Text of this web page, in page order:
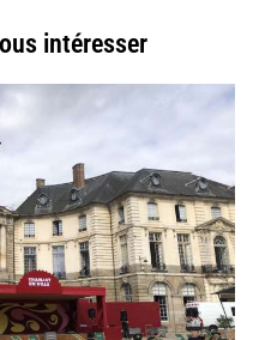
intéresser